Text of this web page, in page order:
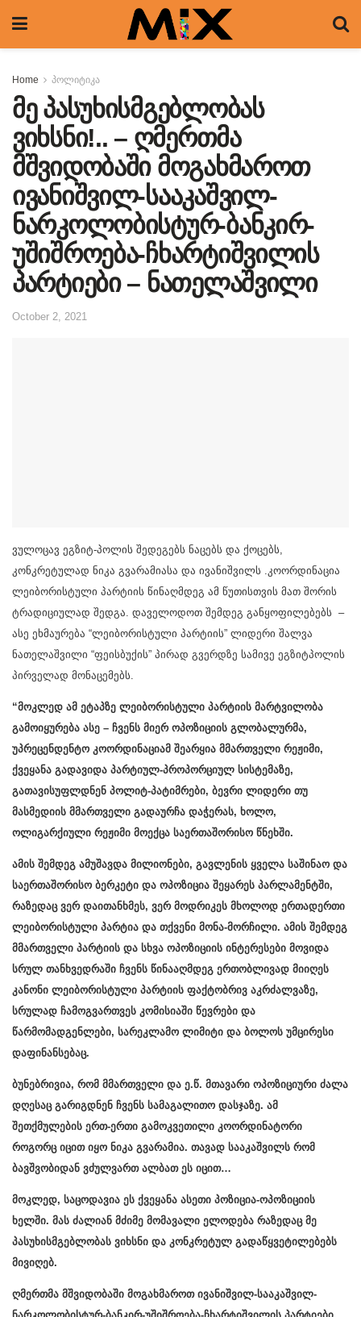
Home პოლიტიკა
მე პასუხისმგებლობას
ვიხსნი!.. – ღმერთმა
მშვიდობაში მოგახმაროთ
ივანიშვილ-სააკაშვილ-
ნარკოლობისტურ-ბანკირ-
უშიშროება-ჩხარტიშვილის
პარტიები – ნათელაშვილი
October 2, 2021
ვულოცავ ეგზიტ-პოლის შედეგებს ნაცებს და ქოცებს,
კონკრეტულად ნიკა გვარამიასა და ივანიშვილს .კოორდინაცია
ლეიბორისტული პარტიის წინაღმდეგ ამ წუთისთვის მათ შორის
ტრადიციულად შედგა. დაველოდოთ შემდეგ განყოფილებებს –
ასე ეხმაურება “ლეიბორისტული პარტიის” ლიდერი შალვა
ნათელაშვილი “ფეისბუქის” პირად გვერდზე სამივე ეგზიტპოლის
პირველად მონაცემებს.
“მოკლედ ამ ეტაპზე ლეიბორისტული პარტიის მარტვილობა
გამოიყურება ასე – ჩვენს მიერ ოპოზიციის გლობალურმა,
უპრეცენდენტო კოორდინაციამ შეარყია მმართველი რეჟიმი,
ქვეყანა გადავიდა პარტიულ-პროპორციულ სისტემაზე,
გათავისუფლდნენ პოლიტ-პატიმრები, ბევრი ლიდერი თუ
მასმედიის მმართველი გადაურჩა დაჭერას, ხოლო,
ოლიგარქიული რეჟიმი მოექცა საერთაშორისო წნეხში.
ამის შემდეგ ამუშავდა მილიონები, გავლენის ყველა საშინაო და
საერთაშორისო ბერკეტი და ოპოზიცია შეყარეს პარლამენტში,
რაზედაც ვერ დაითანხმეს, ვერ მოდრიკეს მხოლოდ ერთადერთი
ლეიბორისტული პარტია და თქვენი მონა-მორჩილი. ამის შემდეგ
მმართველი პარტიის და სხვა ოპოზიციის ინტერესები მოვიდა
სრულ თანხვედრაში ჩვენს წინააღმდეგ ერთობლივად მიიღეს
კანონი ლეიბორისტული პარტიის ფაქტობრივ აკრძალვაზე,
სრულად ჩამოგვართვეს კომისიაში წევრები და
წარმომადგენლები, სარეკლამო ლიმიტი და ბოლოს უმცირესი
დაფინანსებაც.
ბუნებრივია, რომ მმართველი და ე.წ. მთავარი ოპოზიციური ძალა
დღესაც გარიგდნენ ჩვენს სამაგალითო დასჯაზე. ამ
შეთქმულების ერთ-ერთი გამოკვეთილი კოორდინატორი
როგორც იცით იყო ნიკა გვარამია. თავად სააკაშვილს რომ
ბავშვობიდან ვძულვართ ალბათ ეს იცით…
მოკლედ, საცოდავია ეს ქვეყანა ასეთი პოზიცია-ოპოზიციის
ხელში. მას ძალიან მძიმე მომავალი ელოდება რაზედაც მე
პასუხისმგებლობას ვიხსნი და კონკრეტულ გადაწყვეტილებებს
მივიღებ.
ღმერთმა მშვიდობაში მოგახმაროთ ივანიშვილ-სააკაშვილ-